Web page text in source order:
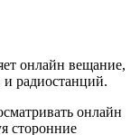
онлайн вещание,
радиостанций.
онлайн
сторонние